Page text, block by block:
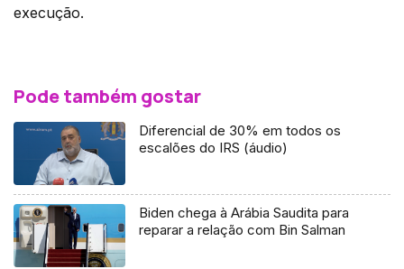
execução.
Pode também gostar
Diferencial de 30% em todos os
escalões do IRS (áudio)
Biden chega à Arábia Saudita para
reparar a relação com Bin Salman